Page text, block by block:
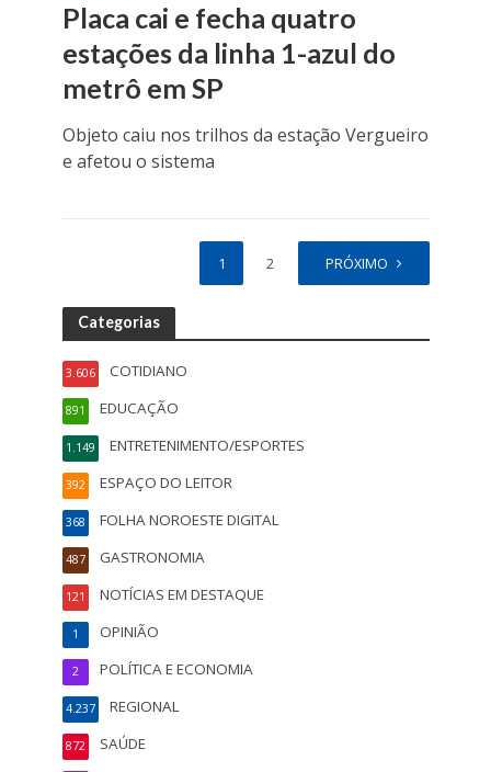
Placa cai e fecha quatro
estações da linha 1-azul do
metrô em SP
Objeto caiu nos trilhos da estação Vergueiro
e afetou o sistema
1 2 PRÓXIMO
Categorias
COTIDIANO
3.606
EDUCAÇÃO
891
ENTRETENIMENTO/ESPORTES
1.149
ESPAÇO DO LEITOR
392
FOLHA NOROESTE DIGITAL
368
GASTRONOMIA
487
NOTÍCIAS EM DESTAQUE
121
OPINIÃO
1
POLÍTICA E ECONOMIA
2
REGIONAL
4.237
SAÚDE
872